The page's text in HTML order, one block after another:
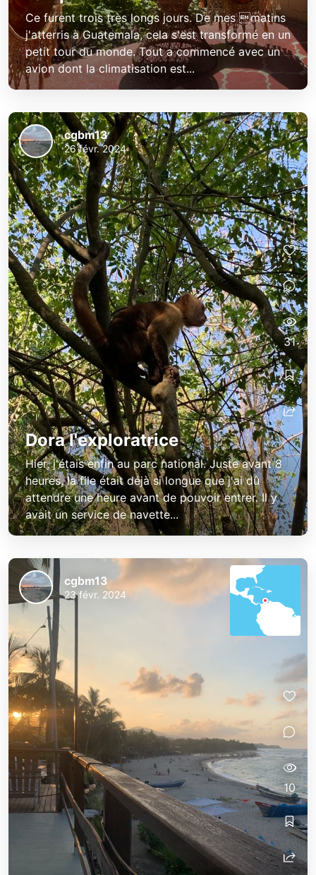
Ce furent trois très longs jours. De mes matins
j'atterris à Guatemala, cela s'est transformé en un
petit tour du monde. Tout a commencé avec un
avion dont la climatisation est...
Dora l'exploratrice
Hier, j'étais enfin au parc national. Juste avant 8
heures, la file était déjà si longue que j'ai dû
attendre une heure avant de pouvoir entrer. Il y
avait un service de navette...
cgbm13
26 févr. 2024
31
cgbm13
23 févr. 2024
10